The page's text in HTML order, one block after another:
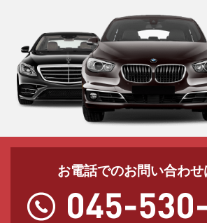
お電話でのお問い合わせ